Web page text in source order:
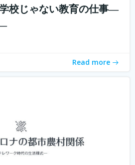
校じゃない教育の仕事―
Read more
が進み、大学の授業もオンライン
ットは場所を選ばないと言われつ